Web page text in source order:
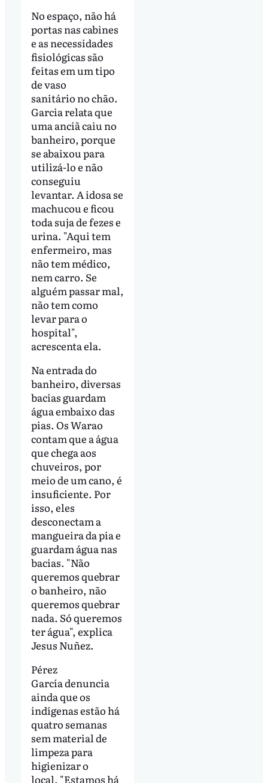
No espaço, não há
portas nas cabines
e as necessidades
fisiológicas são
feitas em um tipo
de vaso
sanitário no chão.
Garcia relata que
uma anciã caiu no
banheiro, porque
se abaixou para
utilizá-lo e não
conseguiu
levantar. A idosa se
machucou e ficou
toda suja de fezes e
urina. "Aqui tem
enfermeiro, mas
não tem médico,
nem carro. Se
alguém passar mal,
não tem como
levar para o
hospital",
acrescenta ela.
Na entrada do
banheiro, diversas
bacias guardam
água embaixo das
pias. Os Warao
contam que a água
que chega aos
chuveiros, por
meio de um cano, é
insuficiente. Por
isso, eles
desconectam a
mangueira da pia e
guardam água nas
bacias. "Não
queremos quebrar
o banheiro, não
queremos quebrar
nada. Só queremos
ter água", explica
Jesus Nuñez.
Pérez
García denuncia
ainda que os
indígenas estão há
quatro semanas
sem material de
limpeza para
higienizar o
local. "Estamos há